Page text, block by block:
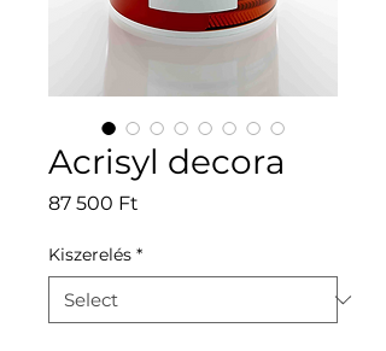
Acrisyl decora
87 500 Ft
Kiszerelés *